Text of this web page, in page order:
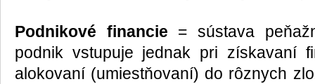
Podnikové financie = sústava
podnik vstupuje jednak pri získavaní
alokovaní (umiestňovaní) do rôznych